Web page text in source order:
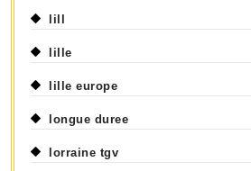
lill
lille
lille europe
longue duree
lorraine tgv